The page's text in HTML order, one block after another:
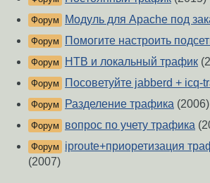
Форум Модуль для Apache под
Форум Помогите настроить
Форум HTB и локальный трафик
Форум Посоветуйте jabberd + icq-
Форум Разделение трафика (2006)
Форум вопрос по учету трафика
Форум
iproute+приоретизация
(2007)